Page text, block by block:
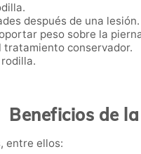
después de una lesión.
peso sobre la
tratamiento conservador.
Beneficios de
entre ellos: